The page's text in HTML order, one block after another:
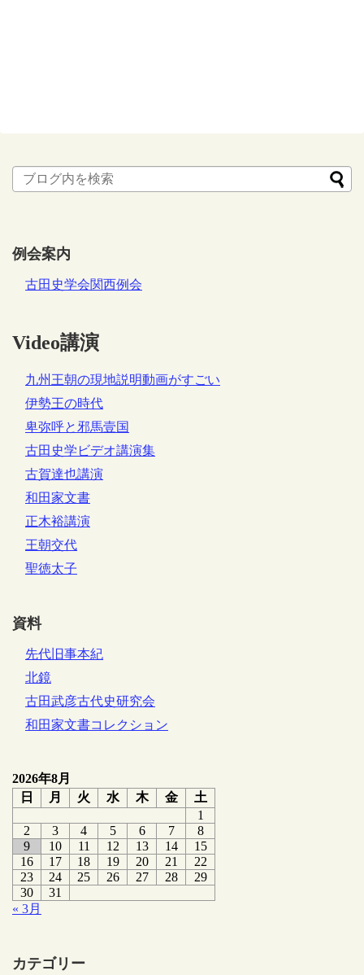
例会案内
古田史学会関西例会
Video講演
九州王朝の現地説明動画がすごい
伊勢王の時代
卑弥呼と邪馬壹国
古田史学ビデオ講演集
古賀達也講演
和田家文書
正木裕講演
王朝交代
聖徳太子
資料
先代旧事本紀
北鏡
古田武彦古代史研究会
和田家文書コレクション
2026年8月
日
月 火 水 木 金
土
1
2
3 4 5 6 7
8
9
10 11 12 13 14
15
16
17 18 19 20 21
22
23
24 25 26 27 28
29
30
31
« 3月
カテゴリー